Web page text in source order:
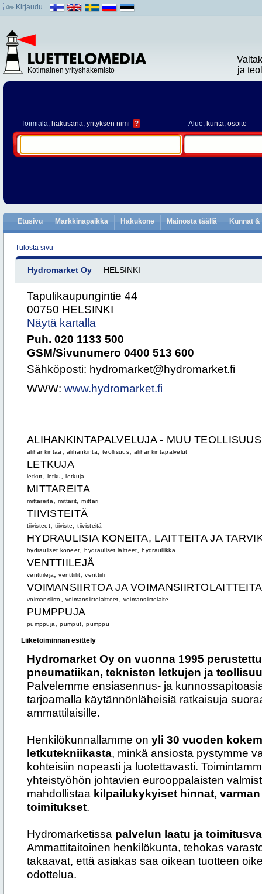
Kirjaudu
Kotimainen yrityshakemisto
ja
Toimiala, hakusana, yrityksen nimi ? Alue, kunta, osoite
Etusivu Markkinapaikka Hakukone Mainosta täällä Kunnat
Tulosta sivu
Hydromarket Oy HELSINKI
Tapulikaupungintie 44
00750 HELSINKI
Näytä kartalla
Puh. 020 1133 500
GSM/Sivunumero 0400 513 600
Sähköposti: hydromarket@hydromarket.fi
WWW: www.hydromarket.fi
ALIHANKINTAPALVELUJA - MUU TEOLLISUUS
alihankintaa alihankinta teollisuus, alihankintapalvelut
LETKUJA
letkut letku ,letkuja
MITTAREITA
mittareita mittarit ,mittari
TIIVISTEITÄ
tiivisteet tiiviste ,tiivisteitä
HYDRAULISIA KONEITA, LAITTEITA JA
hydrauliset koneet ,hydrauliset laitteet ,hydrauliikka
VENTTIILEJÄ
venttiilejä ,venttiilit ,venttiili
VOIMANSIIRTOA JA VOIMANSIIRTOLAITTEITA
voimansiirto voimansiirtolaitteet voimansiirtolaite
PUMPPUJA
pumppuja ,pumput ,pumppu
Liiketoiminnan esittely
Hydromarket Oy on vuonna 1995
pneumatiikan, teknisten letkujen ja
Palvelemme ensiasennus- ja
tarjoamalla käytännönläheisiä ratkaisuja
ammattilaisille.
Henkilökunnallamme on yli 30 vuoden
letkutekniikasta, minkä ansiosta pystymme
kohteisiin nopeasti ja luotettavasti.
yhteistyöhön johtavien eurooppalaisten
mahdollistaa kilpailukykyiset hinnat,
toimitukset.
Hydromarketissa palvelun laatu ja
Ammattitaitoinen henkilökunta, tehokas
takaavat, että asiakas saa oikean tuotteen
odottelua.